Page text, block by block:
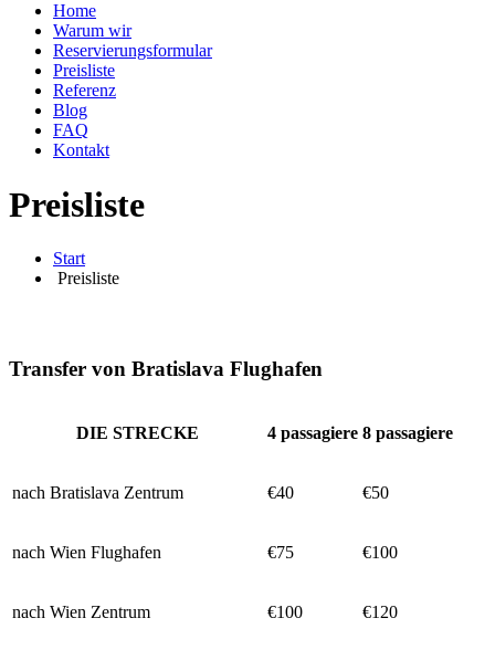
Home
Warum wir
Reservierungsformular
Preisliste
Referenz
Blog
FAQ
Kontakt
Preisliste
Start
Preisliste
Transfer von Bratislava Flughafen
DIE STRECKE 4 passagiere 8 passagiere
nach Bratislava Zentrum €40 €50
nach Wien Flughafen €75 €100
nach Wien Zentrum €100 €120